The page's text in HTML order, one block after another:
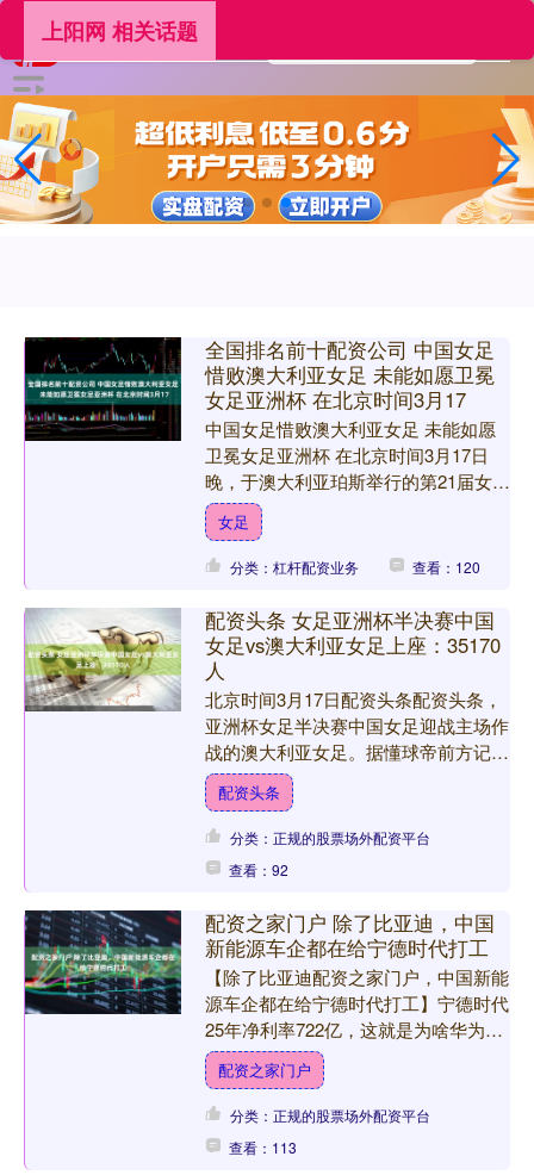
上阳网 相关话题
全国排名前十配资公司 中国女足
惜败澳大利亚女足 未能如愿卫冕
女足亚洲杯 在北京时间3月17
中国女足惜败澳大利亚女足 未能如愿
卫冕女足亚洲杯 在北京时间3月17日
晚，于澳大利亚珀斯举行的第21届女足
亚洲杯半决赛上，中国女足与东道主澳
大利亚队展开激烈角逐....
女足
分类：杠杆配资业务 查看：120
配资头条 女足亚洲杯半决赛中国
女足vs澳大利亚女足上座：35170
人
北京时间3月17日配资头条配资头条，
亚洲杯女足半决赛中国女足迎战主场作
战的澳大利亚女足。据懂球帝前方记者
报道，本场上座人数为35170人。 北京
时间3月17日....
配资头条
分类：正规的股票场外配资平台
查看：92
配资之家门户 除了比亚迪，中国
新能源车企都在给宁德时代打工
【除了比亚迪配资之家门户，中国新能
源车企都在给宁德时代打工】宁德时代
25年净利率722亿，这就是为啥华为要
做供应商，而不想直接下场造车。 汽
车行业，头部供应商永....
配资之家门户
分类：正规的股票场外配资平台
查看：113